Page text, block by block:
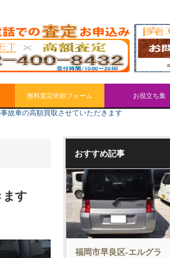
無料査定依頼フォーム お役立ち集
故車の高額買取させていただきます
ます
おすすめ記事
福岡市早良区-エルグラ